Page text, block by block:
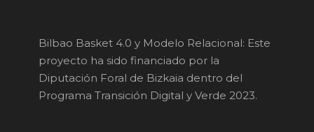
Bilbao Basket 4.0 y Modelo Relacional: Este
proyecto ha sido financiado por la
Diputación Foral de Bizkaia dentro del
Programa Transición Digital y Verde 2023.